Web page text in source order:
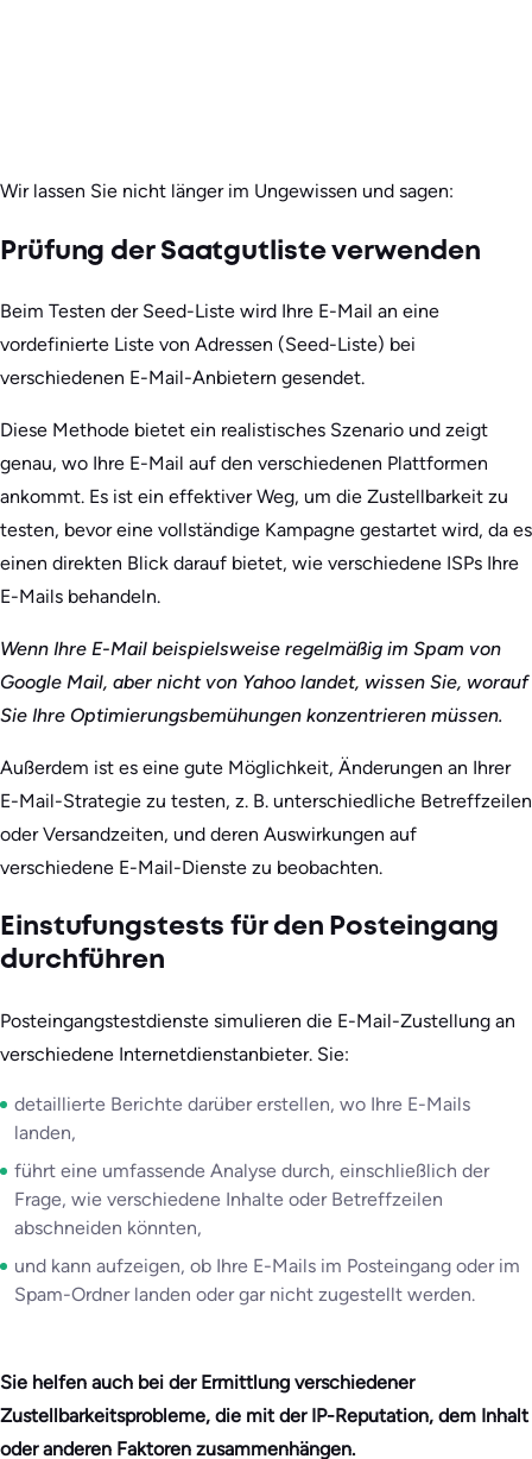
Wir lassen Sie nicht länger im Ungewissen und sagen:
Prüfung der Saatgutliste verwenden
Beim Testen der Seed-Liste wird Ihre E-Mail an eine
vordefinierte Liste von Adressen (Seed-Liste) bei
verschiedenen E-Mail-Anbietern gesendet.
Diese Methode bietet ein realistisches Szenario und zeigt
genau, wo Ihre E-Mail auf den verschiedenen Plattformen
ankommt. Es ist ein effektiver Weg, um die Zustellbarkeit zu
testen, bevor eine vollständige Kampagne gestartet wird, da es
einen direkten Blick darauf bietet, wie verschiedene ISPs Ihre
E-Mails behandeln.
Wenn Ihre E-Mail beispielsweise regelmäßig im Spam von
Google Mail, aber nicht von Yahoo landet, wissen Sie, worauf
Sie Ihre Optimierungsbemühungen konzentrieren müssen.
Außerdem ist es eine gute Möglichkeit, Änderungen an Ihrer
E-Mail-Strategie zu testen, z. B. unterschiedliche Betreffzeilen
oder Versandzeiten, und deren Auswirkungen auf
verschiedene E-Mail-Dienste zu beobachten.
Einstufungstests für den Posteingang
durchführen
Posteingangstestdienste simulieren die E-Mail-Zustellung an
verschiedene Internetdienstanbieter. Sie:
detaillierte Berichte darüber erstellen, wo Ihre E-Mails
landen,
führt eine umfassende Analyse durch, einschließlich der
Frage, wie verschiedene Inhalte oder Betreffzeilen
abschneiden könnten,
und kann aufzeigen, ob Ihre E-Mails im Posteingang oder im
Spam-Ordner landen oder gar nicht zugestellt werden.
Sie helfen auch bei der Ermittlung verschiedener
Zustellbarkeitsprobleme, die mit der IP-Reputation, dem Inhalt
oder anderen Faktoren zusammenhängen.